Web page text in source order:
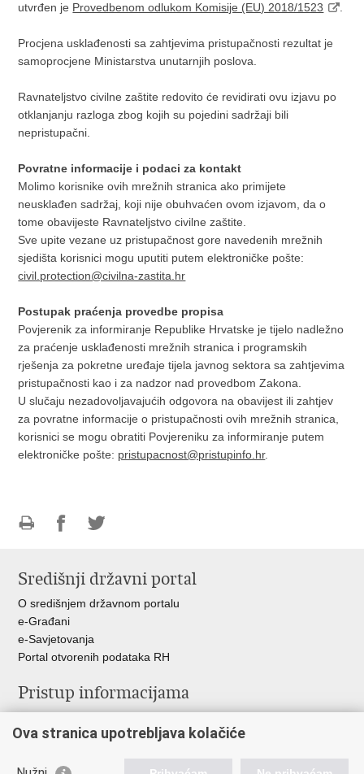
utvrđen je Provedbenom odlukom Komisije (EU) 2018/1523
Procjena usklađenosti sa zahtjevima pristupačnosti rezultat je
samoprocjene Ministarstva unutarnjih poslova.
Ravnateljstvo civilne zaštite redovito će revidirati ovu izjavu po
otklanjanju razloga zbog kojih su pojedini sadržaji bili
nepristupačni.
Povratne informacije i podaci za kontakt
Molimo korisnike ovih mrežnih stranica ako primijete
neusklađen sadržaj, koji nije obuhvaćen ovom izjavom, da o
tome obavijeste Ravnateljstvo civilne zaštite.
Sve upite vezane uz pristupačnost gore navedenih mrežnih
sjedišta korisnici mogu uputiti putem elektroničke pošte:
civil.protection@civilna-zastita.hr
Postupak praćenja provedbe propisa
Povjerenik za informiranje Republike Hrvatske je tijelo nadležno
za praćenje usklađenosti mrežnih stranica i programskih
rješenja za pokretne uređaje tijela javnog sektora sa zahtjevima
pristupačnosti kao i za nadzor nad provedbom Zakona.
U slučaju nezadovoljavajućih odgovora na obavijest ili zahtjev
za povratne informacije o pristupačnosti ovih mrežnih stranica,
korisnici se mogu obratiti Povjereniku za informiranje putem
elektroničke pošte: pristupacnost@pristupinfo.hr.
FacebookuTwitteru
Središnji državni portal
O središnjem državnom portalu
e-Građani
e-Savjetovanja
Portal otvorenih podataka RH
Pristup informacijama
Savjetovanje
Zapošljavanje
Ova stranica upotrebljava kolačiće